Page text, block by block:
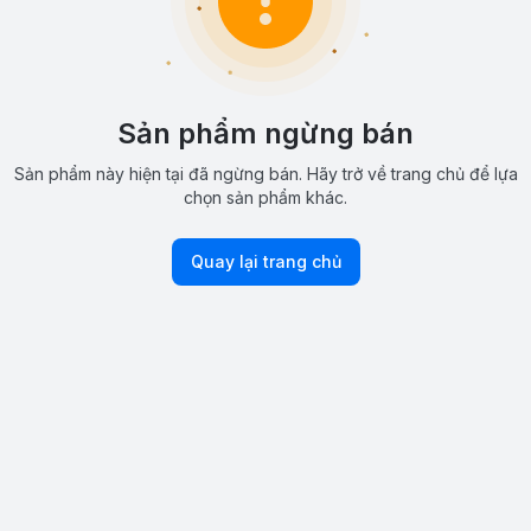
Sản phẩm ngừng bán
Sản phẩm này hiện tại đã ngừng bán. Hãy trở về trang chủ để lựa
chọn sản phẩm khác.
Quay lại trang chủ